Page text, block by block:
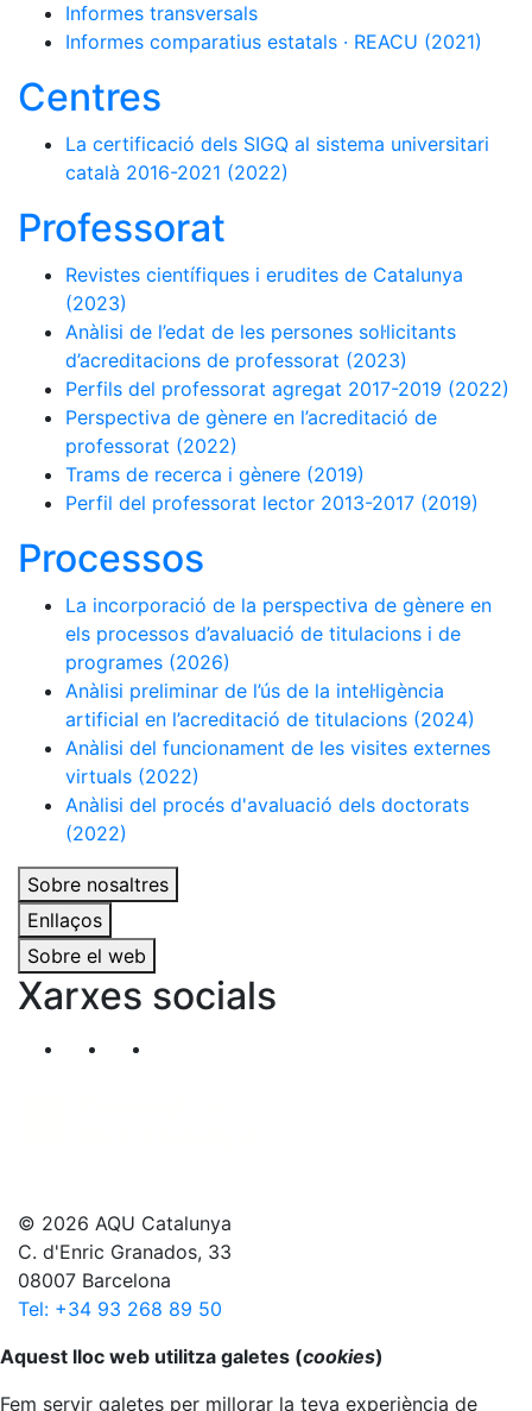
Informes transversals
Informes comparatius estatals · REACU (2021)
Centres
La certificació dels SIGQ al sistema universitari
català 2016-2021 (2022)
Professorat
Revistes científiques i erudites de Catalunya
(2023)
Anàlisi de l’edat de les persones sol·licitants
d’acreditacions de professorat (2023)
Perfils del professorat agregat 2017-2019 (2022)
Perspectiva de gènere en l’acreditació de
professorat (2022)
Trams de recerca i gènere (2019)
Perfil del professorat lector 2013-2017 (2019)
Processos
La incorporació de la perspectiva de gènere en
els processos d’avaluació de titulacions i de
programes (2026)
Anàlisi preliminar de l’ús de la intel·ligència
artificial en l’acreditació de titulacions (2024)
Anàlisi del funcionament de les visites externes
virtuals (2022)
Anàlisi del procés d'avaluació dels doctorats
(2022)
Sobre nosaltres
Enllaços
Sobre el web
Xarxes socials
Segueix-nos al nostre canal de Twitter
© 2026 AQU Catalunya
C. d'Enric Granados, 33
08007 Barcelona
Tel: +34 93 268 89 50
Anar al principi
Aquest lloc web utilitza galetes (cookies)
Fem servir galetes per millorar la teva experiència de